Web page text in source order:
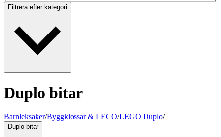
Filtrera efter kategori
Duplo bitar
Barnleksaker/Byggklossar & LEGO/LEGO Duplo/
Duplo bitar